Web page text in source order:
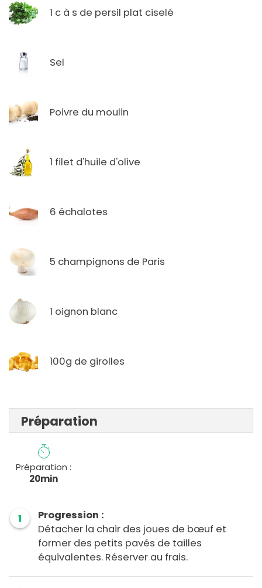
1 c à s de persil plat ciselé
Sel
Poivre du moulin
1 filet d'huile d'olive
6 échalotes
5 champignons de Paris
1 oignon blanc
100g de girolles
Préparation
Préparation :
20min
1
Progression :
Détacher la chair des joues de bœuf et
former des petits pavés de tailles
équivalentes. Réserver au frais.